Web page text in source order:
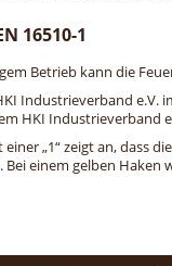
16510-1
Betrieb kann die
Industrieverband e.V.
HKI Industrieverband
„1“ zeigt an, dass
Bei einem gelben